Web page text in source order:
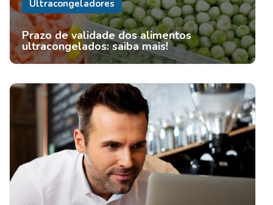
Ultracongeladores
Prazo de validade dos alimentos
ultracongelados: saiba mais!